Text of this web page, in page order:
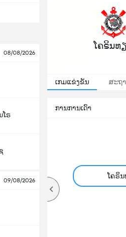
08/08/2026
ໂຣ
09/08/2026
ໂຄຣິນທ
ເກມແຂ່ງຂັນ ສະຖ
ການການເດົາ
ໂຄຣິ